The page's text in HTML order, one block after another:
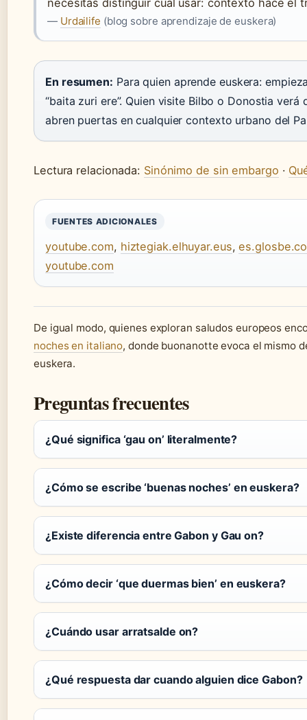
necesitas distinguir cuál usar: contexto hace el
— Urdailife (blog sobre aprendizaje de euskera)
En resumen: Para quien aprende euskera:
“baita zuri ere”. Quien visite Bilbo o Donostia verá
abren puertas en cualquier contexto urbano del
Lectura relacionada: Sinónimo de sin embargo ·
FUENTES ADICIONALES
youtube.com, hiztegiak.elhuyar.eus,
youtube.com
De igual modo, quienes exploran saludos europeos
noches en italiano, donde buonanotte evoca el mismo
euskera.
Preguntas frecuentes
¿Qué significa ‘gau on’ literalmente?
¿Cómo se escribe ‘buenas noches’ en euskera?
¿Existe diferencia entre Gabon y Gau on?
¿Cómo decir ‘que duermas bien’ en euskera?
¿Cuándo usar arratsalde on?
¿Qué respuesta dar cuando alguien dice Gabon?